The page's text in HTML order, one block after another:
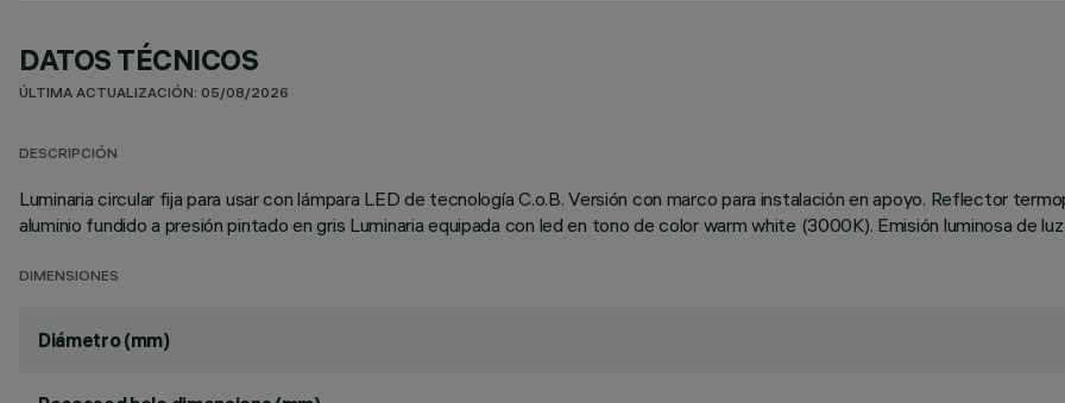
DATOS TÉCNICOS
ÚLTIMA ACTUALIZACIÓN: 05/08/2026
DESCRIPCIÓN
Luminaria circular fija para usar con lámpara LED de tecnología C.o.B. Versión con marco para instalación en apoyo. Reflector
aluminio fundido a presión pintado en gris Luminaria equipada con led en tono de color warm white (3000K). Emisión luminosa de luz
DIMENSIONES
Diámetro (mm)